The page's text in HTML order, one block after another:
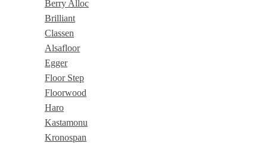
Berry Alloc
Brilliant
Classen
Alsafloor
Egger
Floor Step
Floorwood
Haro
Kastamonu
Kronospan